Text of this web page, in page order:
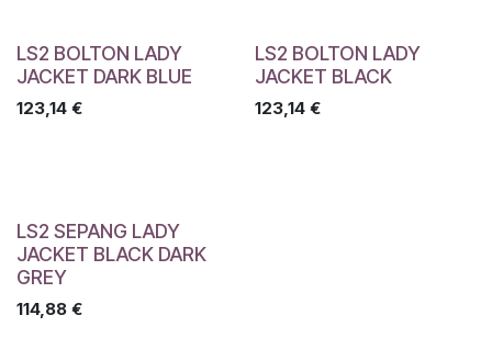
LS2 BOLTON LADY
JACKET DARK BLUE
123,14 €
LS2 BOLTON LADY
JACKET BLACK
123,14€
LS2 SEPANG LADY
JACKET BLACK DARK
GREY
114,88 €